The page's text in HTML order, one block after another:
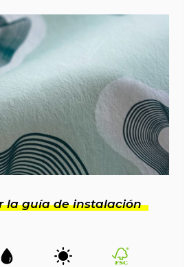
la guía de instalación